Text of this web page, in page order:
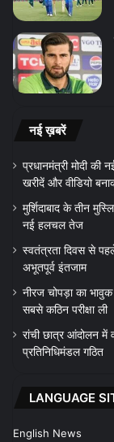
नई ख़बरें
प्रधानमंत्री मोदी
खरीदें और वीडियो
मुर्शिदाबाद के तीन
नई हलचल तेज
स्वतंत्रता दिवस से
अभूतपूर्व इंतजाम
नीरज चोपड़ा का
सबसे कठिन परीक्षा ली
रांची छात्र आंदोलन में
प्रतिनिधिमंडल गठित
LANGUAGE
English News